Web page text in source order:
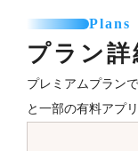
Plans
プラン詳
プレミアムプラン
と一部の有料アプ